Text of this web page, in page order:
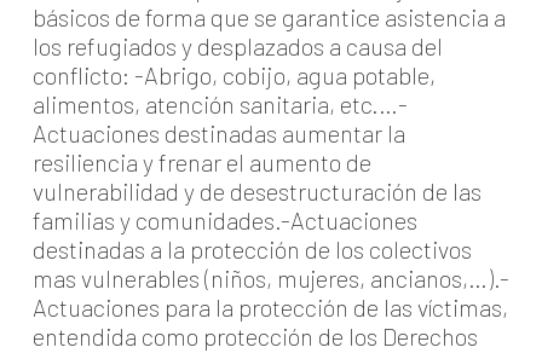
básicos de forma que se garantice asistencia a
los refugiados y desplazados a causa del
conflicto: -Abrigo, cobijo, agua potable,
alimentos, atención sanitaria, etc.…-
Actuaciones destinadas aumentar la
resiliencia y frenar el aumento de
vulnerabilidad y de desestructuración de las
familias y comunidades.-Actuaciones
destinadas a la protección de los colectivos
mas vulnerables (niños, mujeres, ancianos,…).-
Actuaciones para la protección de las víctimas,
entendida como protección de los Derechos